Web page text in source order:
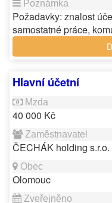
Požadavky: znalost
samostatné práce,
Hlavní účetní
40 000 Kč
ČECHÁK holding s.r.o.
Olomouc